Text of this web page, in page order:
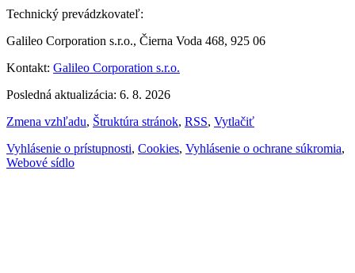
Technický prevádzkovateľ:
Galileo Corporation s.r.o., Čierna Voda 468, 925 06
Kontakt: Galileo Corporation s.r.o.
Posledná aktualizácia: 6. 8. 2026
Zmena vzhľadu, Štruktúra stránok, RSS, Vytlačiť
Vyhlásenie o prístupnosti, Cookies, Vyhlásenie o ochrane súkromia,
Webové sídlo